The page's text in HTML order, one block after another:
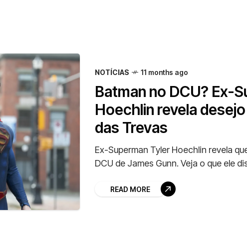
NOTÍCIAS 11 months ago
Batman no DCU? Ex-
Hoechlin revela
das Trevas
Ex-Superman Tyler Hoechlin revela
DCU de James Gunn. Veja o que ele
READ MORE